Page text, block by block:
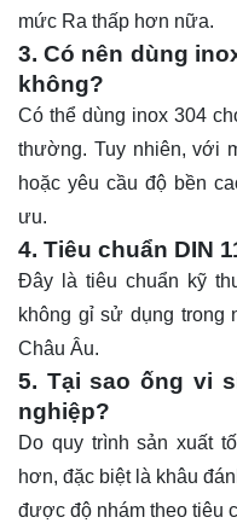
mức Ra thấp hơn nữa.
3. Có nên dùng
không?
Có thể dùng inox 304
thường. Tuy nhiên, với
hoặc yêu cầu độ bền
ưu.
4. Tiêu chuẩn DIN
Đây là tiêu chuẩn kỹ
không gỉ sử dụng trong
Châu Âu.
5. Tại sao ống vi
nghiệp?
Do quy trình sản xuất
hơn, đặc biệt là khâu
được độ nhám theo tiêu